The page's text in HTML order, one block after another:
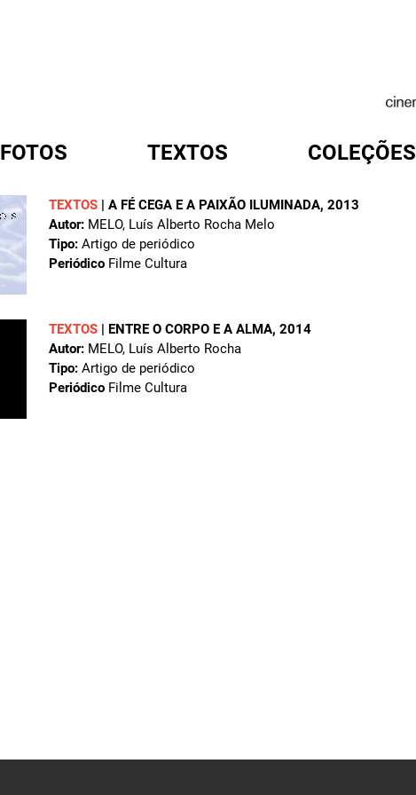
FOTOS TEXTOS COLEÇÕES
TEXTOS | A FÉ CEGA E A PAIXÃO ILUMINADA, 2013
Autor: MELO, Luís Alberto Rocha Melo
Tipo: Artigo de periódico
Periódico Filme Cultura
TEXTOS | ENTRE O CORPO E A ALMA, 2014
Autor: MELO, Luís Alberto Rocha
Tipo: Artigo de periódico
Periódico Filme Cultura